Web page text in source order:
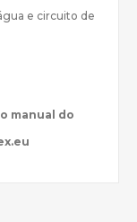
e circuito de
manual do